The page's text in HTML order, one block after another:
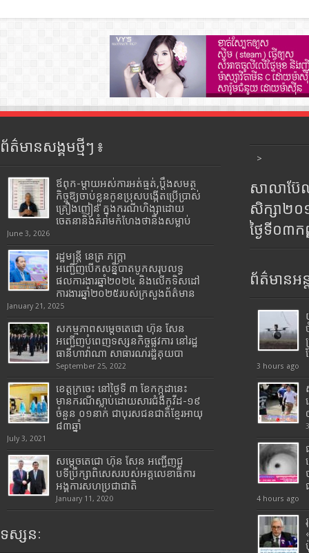
ព័ត៌មានសង្គមថ្មីៗ ៖
ឪពុក-ម្ដាយអស់ការអត់ធ្មត់,ប្ដឹងសមត្ថ
កិច្ចឱ្យចាប់ខ្លួនកូនប្រុសបង្កើតប្រើប្រាស់
គ្រឿងញៀន ក្នុងករណីហិង្សាដោយ
ចេតនានិងគំរាមកំហែងថានឹងសម្លាប់
June 3, 2026
រដ្ឋមន្រ្តី​ នេត្រ​ ភក្ត្រា​
អញ្ជើញបើកសន្និបាតបូកសរុបលទ្ធ
ផលការងារឆ្នាំ២០២៤ និងលើកទិសដៅ
ការងារឆ្នាំ២០២៥របស់​ក្រសួង​ព័ត៌មាន​
January 21, 2025
សកម្មភាពសម្តេចតេជោ ហ៊ុន សែន
អញ្ជើញបំពេញទស្សនកិច្ចផ្លូវការ នៅរដ្ឋ
ធានីហាវ៉ាណា សាធារណរដ្ឋគុយបា
September 25, 2022
ខេត្តក្រចេះ នៅថ្ងៃទី ៣ ខែកក្កដានេះ
មានករណីស្លាប់ដោយសារជំងឺកូវីដ-១៩
ចំនួន ០១នាក់ ជាបុរសជនជាតិខ្មែរអាយុ
៨៣ឆ្នាំ
July 3, 2021
សម្តេចតេជោ ហ៊ុន សែន អញ្ជើញជួ
បទីប្រឹក្សាពិសេសរបស់អគ្គលេខាធិការ
អង្គការសហប្រជាជាតិ
January 11, 2020
ទស្សនៈ
>
សាលាប៊ែ
សិក្សា២
ថ្ងៃទី០៣
ព័ត៌មានអន្
3 hours ago
4 hours ago